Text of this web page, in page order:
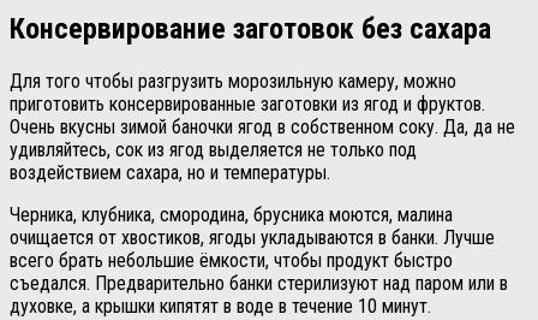
Консервирование заготовок без сахара
Для того чтобы разгрузить морозильную камеру, можно
приготовить консервированные заготовки из ягод и фруктов.
Очень вкусны зимой баночки ягод в собственном соку. Да, да не
удивляйтесь, сок из ягод выделяется не только под
воздействием сахара, но и температуры.
Черника, клубника, смородина, брусника моются, малина
очищается от хвостиков, ягоды укладываются в банки. Лучше
всего брать небольшие ёмкости, чтобы продукт быстро
съедался. Предварительно банки стерилизуют над паром или в
духовке, а крышки кипятят в воде в течение 10 минут.